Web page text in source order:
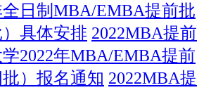
日制MBA/EMBA提前批
具体安排 2022MBA提前
2022年MBA/EMBA提前
）报名通知 2022MBA提